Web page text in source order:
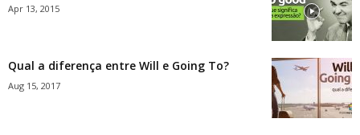
Apr 13, 2015
Qual a diferença entre Will e Going To?
Aug 15, 2017